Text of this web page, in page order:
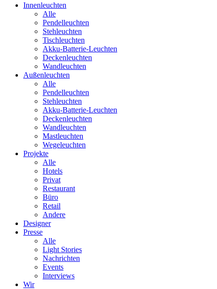
Innenleuchten
Alle
Pendelleuchten
Stehleuchten
Tischleuchten
Akku-Batterie-Leuchten
Deckenleuchten
Wandleuchten
Außenleuchten
Alle
Pendelleuchten
Stehleuchten
Akku-Batterie-Leuchten
Deckenleuchten
Wandleuchten
Mastleuchten
Wegeleuchten
Projekte
Alle
Hotels
Privat
Restaurant
Büro
Retail
Andere
Designer
Presse
Alle
Light Stories
Nachrichten
Events
Interviews
Wir